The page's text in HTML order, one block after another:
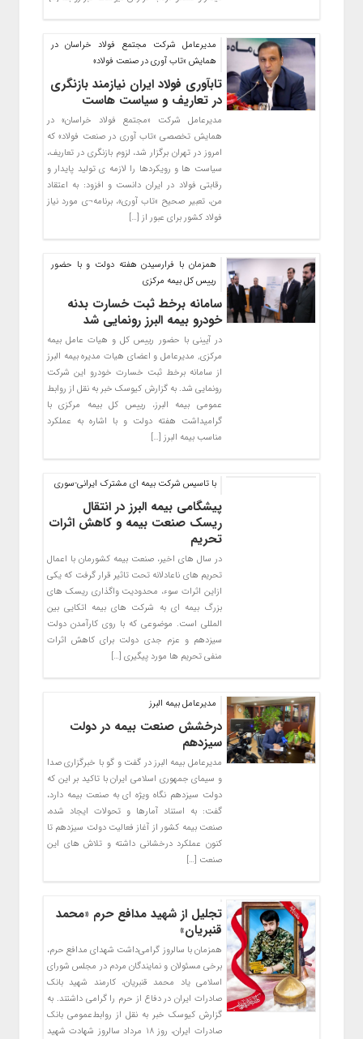
مدیرعامل شرکت مجتمع فولاد خراسان در
همایش «تاب آوری در صنعت فولاد»
تاب­آوری فولاد ایران نیازمند بازنگری
در تعاریف و سیاست هاست
مدیرعامل شرکت «مجتمع فولاد خراسان» در
همایش تخصصی «تاب آوری در صنعت فولاد» که
امروز در تهران برگزار شد، لزوم بازنگری در تعاریف،
سیاست ها و رویکردها را لازمه ی تولید پایدار و
رقابتی فولاد در ایران دانست و افزود: به اعتقاد
من، تعبیر صحیح «تاب آوری»، برنامه¬ی مورد نیاز
فولاد کشور برای عبور از […]
همزمان با فرارسیدن هفته دولت و با حضور
رییس کل بیمه مرکزی
سامانه برخط ثبت خسارت بدنه
خودرو بیمه البرز رونمایی شد
در آیینی با حضور رییس کل و هیات عامل بیمه
مرکزی, مدیرعامل و اعضای هیات مدیره بیمه البرز
از سامانه برخط ثبت خسارت خودرو این شرکت
رونمایی شد. به گزارش کیوسک خبر به نقل از روابط
عمومی بیمه البرز، رییس کل بیمه مرکزی با
گرامیداشت هفته دولت و با اشاره به عملکرد
مناسب بیمه البرز […]
با تاسیس شرکت بیمه ای مشترک ایرانی-سوری
پیشگامی بیمه البرز در انتقال
ریسک صنعت بیمه و کاهش اثرات
تحریم
در سال های اخیر، صنعت بیمه کشورمان با اعمال
تحریم های ناعادلانه تحت تاثیر قرار گرفت که یکی
ازاین اثرات سوء، محدودیت واگذاری ریسک های
بزرگ بیمه ای به شرکت های بیمه اتکایی بین
المللی است. موضوعی که با روی کارآمدن دولت
سیزدهم و عزم جدی دولت برای کاهش اثرات
منفی تحریم ها مورد پیگیری […]
مدیرعامل بیمه البرز
درخشش صنعت بیمه در دولت
سیزدهم
مدیرعامل بیمه البرز در گفت و گو با خبرگزاری صدا
و سیمای جمهوری اسلامی ایران با تاکید بر این که
دولت سیزدهم نگاه ویژه ای به صنعت بیمه دارد،
گفت: به استناد آمارها و تحولات ایجاد شده،
صنعت بیمه کشور از آغاز فعالیت دولت سیزدهم تا
کنون عملکرد درخشانی داشته و تلاش های این
صنعت […]
تجلیل از شهید مدافع حرم «محمد
قنبریان»
​همزمان با سالروز گرامی‌داشت شهدای مدافع حرم،
برخی مسئولان و نمایندگان مردم در مجلس شورای
اسلامی یاد محمد قنبریان، کارمند شهید بانک
صادرات ایران در دفاع از حرم را گرامی داشتند. به
گزارش کیوسک خبر به نقل از روابط‌عمومی بانک
صادرات ایران، روز ۱۸ مرداد سالروز شهادت شهید